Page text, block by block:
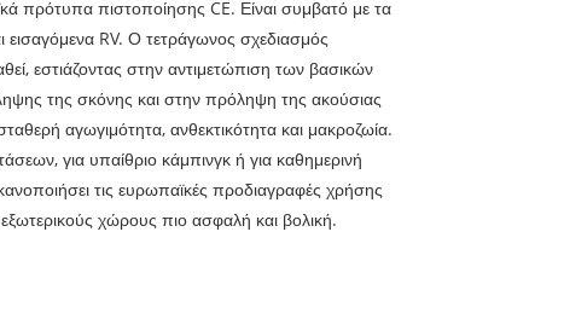
πρότυπα πιστοποίησης CE. Είναι συμβατό με τα
RV. Ο τετράγωνος σχεδιασμός
εστιάζοντας στην αντιμετώπιση των βασικών
της σκόνης και στην πρόληψη της ακούσιας
αγωγιμότητα, ανθεκτικότητα και μακροζωία.
για υπαίθριο κάμπινγκ ή για καθημερινή
τις ευρωπαϊκές προδιαγραφές χρήσης
χώρους πιο ασφαλή και βολική.